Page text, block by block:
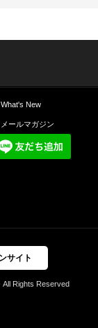
What's New
メールマガジン
サイト
Rights Reserved